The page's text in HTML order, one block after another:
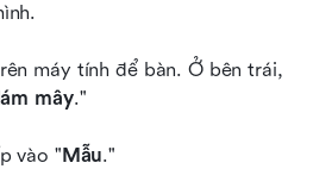
máy tính để bàn. Ở bên trái,
mây."
vào "Mẫu."